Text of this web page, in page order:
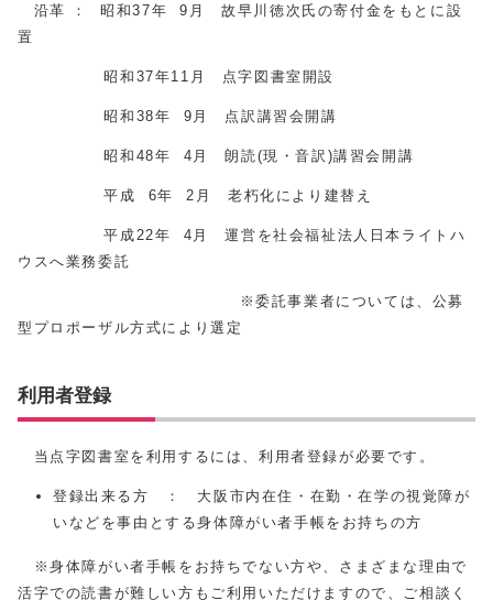
沿革 ： 昭和37年 9月 故早川徳次氏の寄付金をもとに設
置
昭和37年11月 点字図書室開設
昭和38年 9月 点訳講習会開講
昭和48年 4月 朗読(現・音訳)講習会開講
平成 6年 2月 老朽化により建替え
平成22年 4月 運営を社会福祉法人日本ライトハ
ウスへ業務委託
※委託事業者については、公募
型プロポーザル方式により選定
利用者登録
当点字図書室を利用するには、利用者登録が必要です。
登録出来る方 ： 大阪市内在住・在勤・在学の視覚障が
いなどを事由とする身体障がい者手帳をお持ちの方
※身体障がい者手帳をお持ちでない方や、さまざまな理由で
活字での読書が難しい方もご利用いただけますので、ご相談く